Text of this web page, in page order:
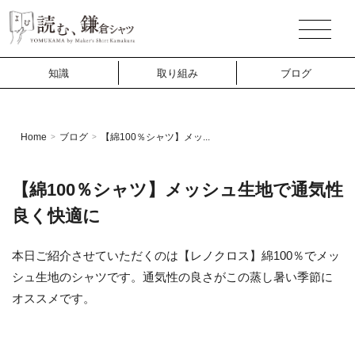
知識 取り組み ブログ
Home > ブログ > 【綿100％シャツ】メッ...
【綿100％シャツ】メッシュ生地で通気性
良く快適に
本日ご紹介させていただくのは【レノクロス】綿100％でメッ
シュ生地のシャツです。通気性の良さがこの蒸し暑い季節に
オススメです。